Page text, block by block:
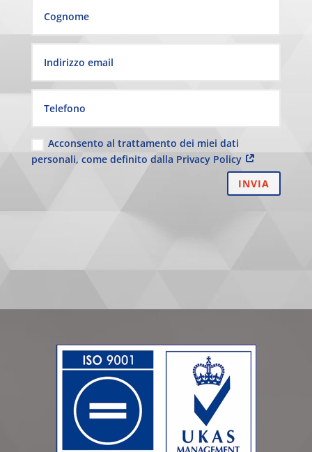
Acconsento al trattamento dei miei dati
personali, come definito dalla Privacy Policy
INVIA